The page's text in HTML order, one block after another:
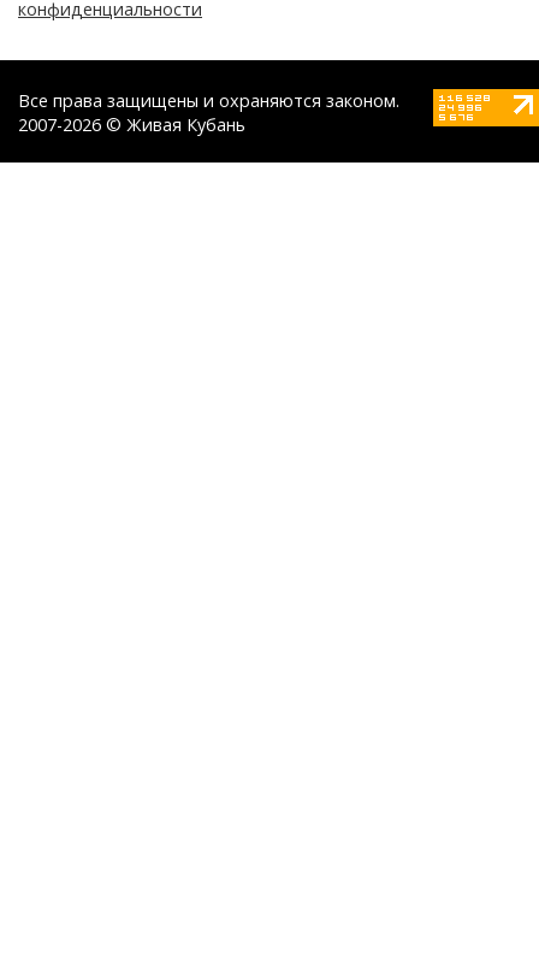
конфиденциальности
Все права защищены и охраняются законом.
2007-2026 © Живая Кубань